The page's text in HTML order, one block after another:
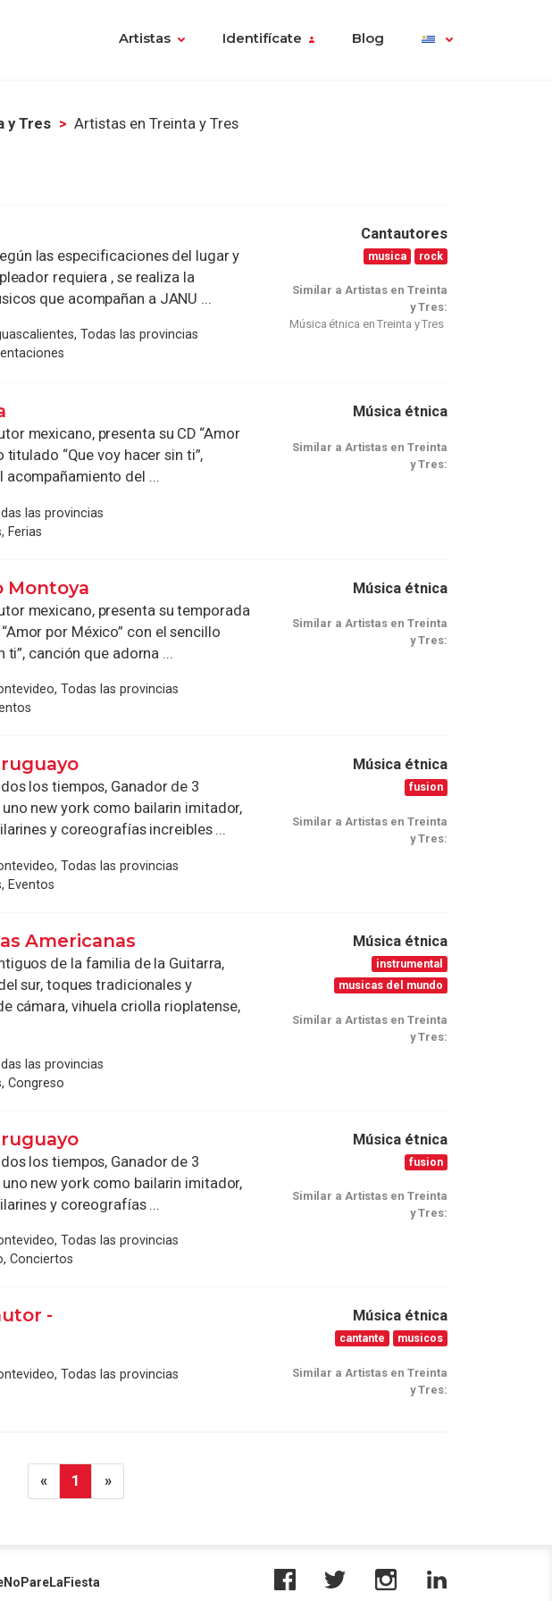
Artistas Identifícate Blog
y Tres Artistas en Treinta y Tres
las especificaciones del lugar y
requiera , se realiza la
que acompañan a JANU ...
Todas las provincias
Cantautores
musica rock
Similar a Artistas en Treinta
y Tres:
Música étnica en Treinta y Tres
mexicano, presenta su CD “Amor
“Que voy hacer sin ti”,
acompañamiento del ...
las provincias
Ferias
Música étnica
Similar a Artistas en Treinta
y Tres:
Montoya
mexicano, presenta su temporada
por México” con el sencillo
ti”, canción que adorna ...
Todas las provincias
Música étnica
Similar a Artistas en Treinta
y Tres:
los tiempos, Ganador de 3
new york como bailarin imitador,
y coreografías increibles ...
Todas las provincias
Eventos
Música étnica
fusion
Similar a Artistas en Treinta
y Tres:
Americanas
de la familia de la Guitarra,
sur, toques tradicionales y
cámara, vihuela criolla rioplatense,
las provincias
Congreso
Música étnica
instrumental
musicas del mundo
Similar a Artistas en Treinta
y Tres:
los tiempos, Ganador de 3
new york como bailarin imitador,
y coreografías ...
Todas las provincias
Conciertos
Música étnica
fusion
Similar a Artistas en Treinta
y Tres:
-
Todas las provincias
Música étnica
cantante musicos
Similar a Artistas en Treinta
y Tres:
« 1 »